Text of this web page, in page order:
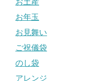
お年玉
お見舞い
ご祝儀袋
のし袋
アレンジ